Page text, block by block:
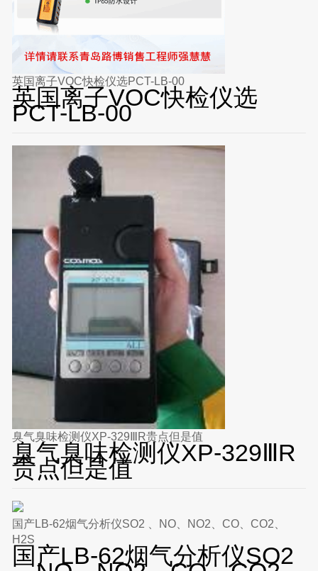
英国离子VOC快检仪选PCT-LB-00
英国离子VOC快检仪选
PCT-LB-00
臭气臭味检测仪XP-329ⅢR贵点但是值
臭气臭味检测仪XP-329ⅢR
贵点但是值
国产LB-62烟气分析仪SO2 、NO、NO2、CO、CO2、
H2S
国产LB-62烟气分析仪SO2